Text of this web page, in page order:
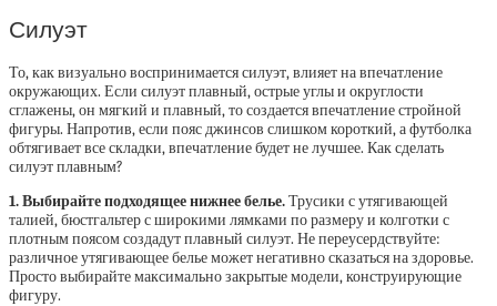
Силуэт
То, как визуально воспринимается силуэт, влияет на впечатление
окружающих. Если силуэт плавный, острые углы и округлости
сглажены, он мягкий и плавный, то создается впечатление стройной
фигуры. Напротив, если пояс джинсов слишком короткий, а футболка
обтягивает все складки, впечатление будет не лучшее. Как сделать
силуэт плавным?
1. Выбирайте подходящее нижнее белье.Трусики с утягивающей
талией, бюстгальтер с широкими лямками по размеру и колготки с
плотным поясом создадут плавный силуэт. Не переусердствуйте:
различное утягивающее белье может негативно сказаться на здоровье.
Просто выбирайте максимально закрытые модели, конструирующие
фигуру.